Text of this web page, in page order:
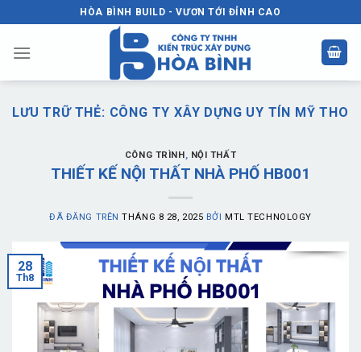
đến
nội
HÒA BÌNH BUILD - VƯƠN TỚI ĐỈNH CAO
LƯU TRỮ THẺ: CÔNG TY XÂY DỰNG UY TÍN MỸ THO
CÔNG TRÌNH, NỘI THẤT
THIẾT KẾ NỘI THẤT NHÀ PHỐ HB001
ĐÃ ĐĂNG TRÊNTHÁNG 8 28, 2025 BỞI MTL TECHNOLOGY
28
Th8